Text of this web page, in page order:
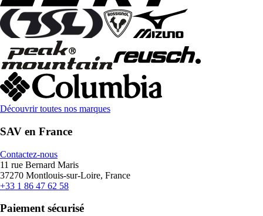
Découvrir toutes nos marques
SAV en France
Contactez-nous
11 rue Bernard Maris
37270 Montlouis-sur-Loire, France
+33 1 86 47 62 58
Paiement sécurisé